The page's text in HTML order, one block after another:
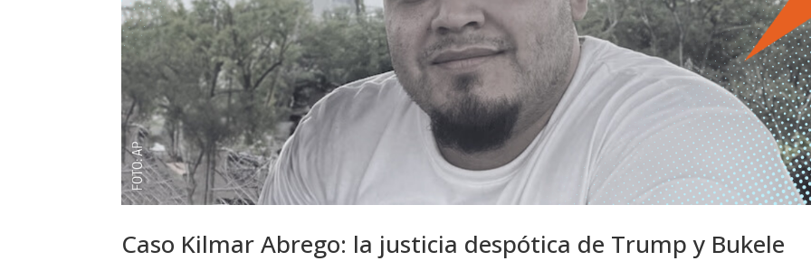
Caso Kilmar Abrego: la justicia despótica de Trump y Bukele